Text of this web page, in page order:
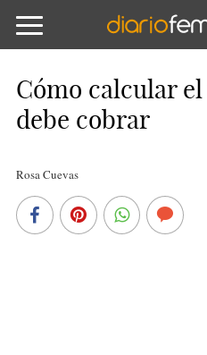
Cómo calcular
debe cobrar
Rosa Cuevas